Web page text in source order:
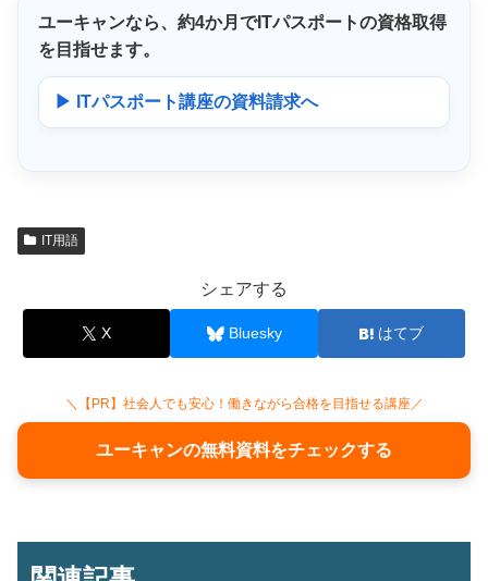
ユーキャンなら、 約4か月 でITパスポートの資格取得
を目指せます。
▶ ITパスポート講座の資料請求へ
IT用語
シェアする
X Bluesky はてブ
＼【PR】社会人でも安心！働きながら合格を目指せる講座／
ユーキャンの無料資料をチェックする